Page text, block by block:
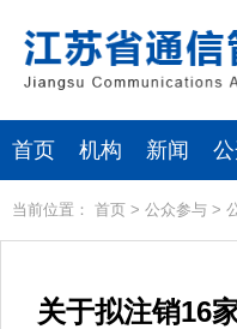
首页 机构 新闻
当前位置： 首页 > 公众参与 >
关于拟注销16